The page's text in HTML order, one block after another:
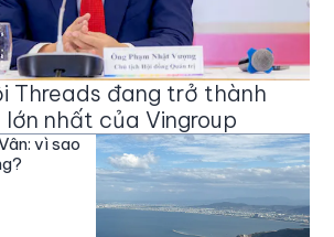
Threads đang trở thành
nhất của Vingroup
vì sao